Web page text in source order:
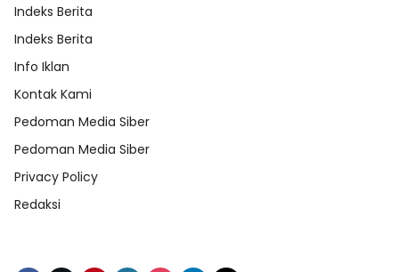
Indeks Berita
Indeks Berita
Info Iklan
Kontak Kami
Pedoman Media Siber
Pedoman Media Siber
Privacy Policy
Redaksi